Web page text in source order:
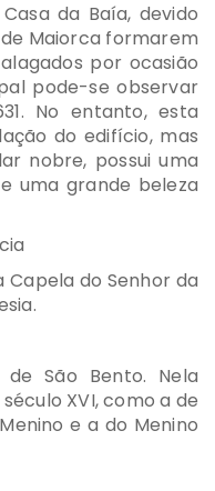
da Baía, devido
Maiorca formarem
por ocasião
pode-se observar
No entanto, esta
do edifício, mas
nobre, possui uma
uma grande beleza
Capela do Senhor da
São Bento. Nela
XVI, como a de
e a do Menino